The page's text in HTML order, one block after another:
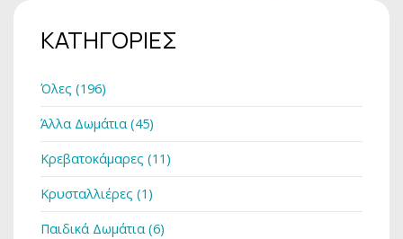
ΚΑΤΗΓΟΡΙΕΣ
Όλες (196)
Άλλα Δωμάτια (45)
Κρεβατοκάμαρες (11)
Κρυσταλλιέρες (1)
Παιδικά Δωμάτια (6)